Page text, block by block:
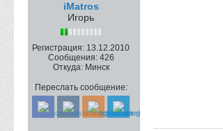
iMatros
Игорь
Регистрация: 13.12.2010
Сообщения: 426
Откуда: Минск
Переслать сообщение: